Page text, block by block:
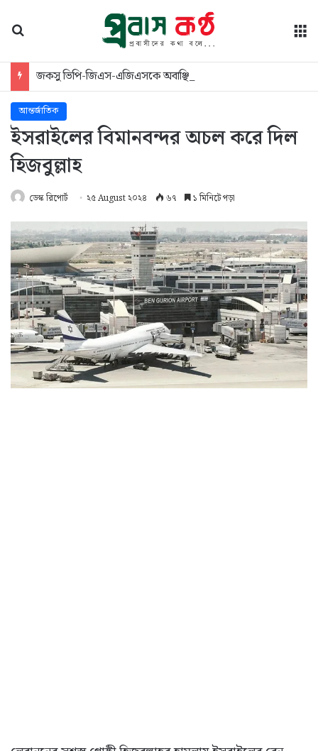
জকসু ভিপি-জিএস-এজিএসকে অবাঞ্ছিত করার হুমকি ছাত্রদলের
আন্তর্জাতিক
ইসরাইলের বিমানবন্দর অচল করে দিল
হিজবুল্লাহ
ডেস্ক রিপোর্ট ২৫ August ২০২৪ ৬৭ ১ মিনিটে পড়া